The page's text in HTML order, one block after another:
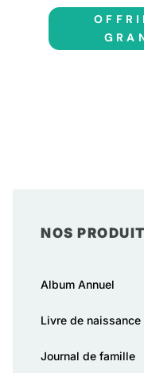
NOS
Album Annuel
Livre de naissance
Journal de famille